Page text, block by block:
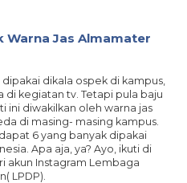
Warna Jas Almamater
dikala ospek di kampus,
di kegiatan tv. Tetapi pula baju
ini diwakilkan oleh warna jas
di masing- masing kampus.
6 yang banyak dipakai
Apa aja, ya? Ayo, ikuti di
akun Instagram Lembaga
LPDP).